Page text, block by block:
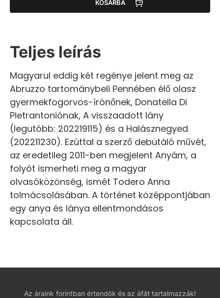
KOSÁRBA
Teljes leírás
Magyarul eddig két regénye jelent meg az
Abruzzo tartománybeli Pennében élő olasz
gyermekfogorvos-írónőnek, Donatella Di
Pietrantoniónak, A visszaadott lány
(legutóbb: 202219115) és a Halásznegyed
(202211230). Ezúttal a szerző debütáló művét,
az eredetileg 2011-ben megjelent Anyám, a
folyót ismerheti meg a magyar
olvasóközönség, ismét Todero Anna
tolmácsolásában. A történet középpontjában
egy anya és lánya ellentmondásos
kapcsolata áll.
Az áraink forintban értendők és az áfát tartalmazzák!